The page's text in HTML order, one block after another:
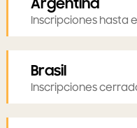
Argentina
Inscripciones hasta
Brasil
Inscripciones